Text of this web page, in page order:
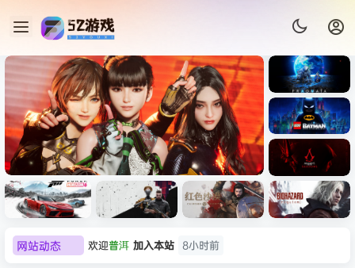
+修改器打包下载 解压即玩
《识质存
在/PRAG
MATA》
免安装中
文版
《乐高蝙
蝠侠：黑
暗骑士之
网站动态 欢迎普洱 加入本站 8小时前